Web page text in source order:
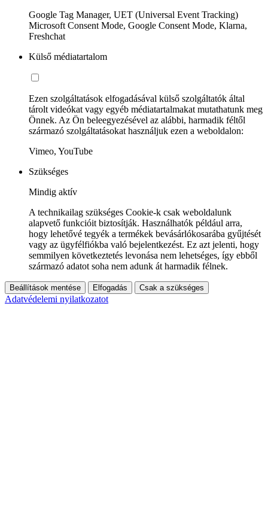
Google Tag Manager, UET (Universal Event Tracking)
Microsoft Consent Mode, Google Consent Mode, Klarna,
Freshchat
Külső médiatartalom
Ezen szolgáltatások elfogadásával külső szolgáltatók által
tárolt videókat vagy egyéb médiatartalmakat mutathatunk meg
Önnek. Az Ön beleegyezésével az alábbi, harmadik féltől
származó szolgáltatásokat használjuk ezen a weboldalon:
Vimeo, YouTube
Szükséges
Mindig aktív
A technikailag szükséges Cookie-k csak weboldalunk
alapvető funkcióit biztosítják. Használhatók például arra,
hogy lehetővé tegyék a termékek bevásárlókosarába gyűjtését
vagy az ügyfélfiókba való bejelentkezést. Ez azt jelenti, hogy
semmilyen következtetés levonása nem lehetséges, így ebből
származó adatot soha nem adunk át harmadik félnek.
Beállítások mentése Elfogadás Csak a szükséges
Adatvédelemi nyilatkozatot